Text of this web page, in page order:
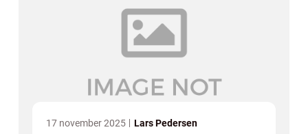
17 november 2025 Lars Pedersen